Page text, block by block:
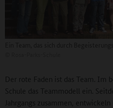
Der rote Faden ist das Team. Im
Schule das Teammodell ein.
Jahrgangs zusammen,